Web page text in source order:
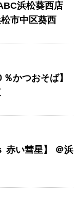
浜松葵西店
松市中区葵西
かつおそば】
赤い彗星】 ＠浜